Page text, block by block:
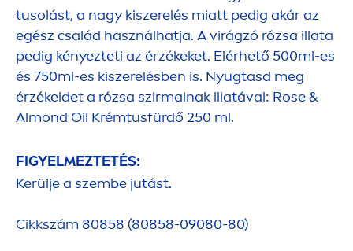
tusolást, a nagy kiszerelés miatt pedig akár az
egész család használhatja. A virágzó rózsa illata
pedig kényezteti az érzékeket. Elérhető 500ml-es
és 750ml-es kiszerelésben is. Nyugtasd meg
érzékeidet a rózsa szirmainak illatával: Rose&
Almond Oil Krémtusfürdő 250 ml.
FIGYELMEZTETÉS:
Kerülje a szembe jutást.
Cikkszám 80858 (80858-09080-80)